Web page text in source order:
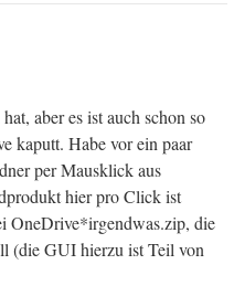
aber es ist auch schon so
kaputt. Habe vor ein paar
per Mausklick aus
hier pro Click ist
OneDrive*irgendwas.zip, die
(die GUI hierzu ist Teil von